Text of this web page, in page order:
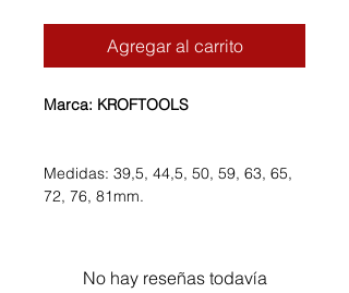
Agregar al carrito
Marca: KROFTOOLS
Medidas: 39,5, 44,5, 50, 59, 63, 65,
72, 76, 81mm.
No hay reseñas todavía